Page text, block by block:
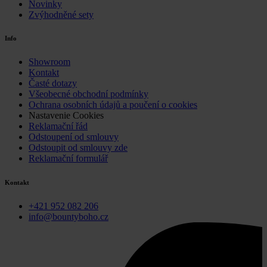
Novinky
Zvýhodněné sety
Info
Showroom
Kontakt
Časté dotazy
Všeobecné obchodní podmínky
Ochrana osobních údajů a poučení o cookies
Nastavenie Cookies
Reklamační řád
Odstoupení od smlouvy
Odstoupit od smlouvy zde
Reklamační formulář
Kontakt
+421 952 082 206
info@bountyboho.cz